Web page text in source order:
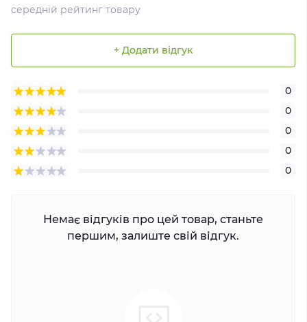
середній рейтинг товару
+ Додати відгук
0
0
0
0
0
Немає відгуків про цей товар, станьте
першим, залиште свій відгук.